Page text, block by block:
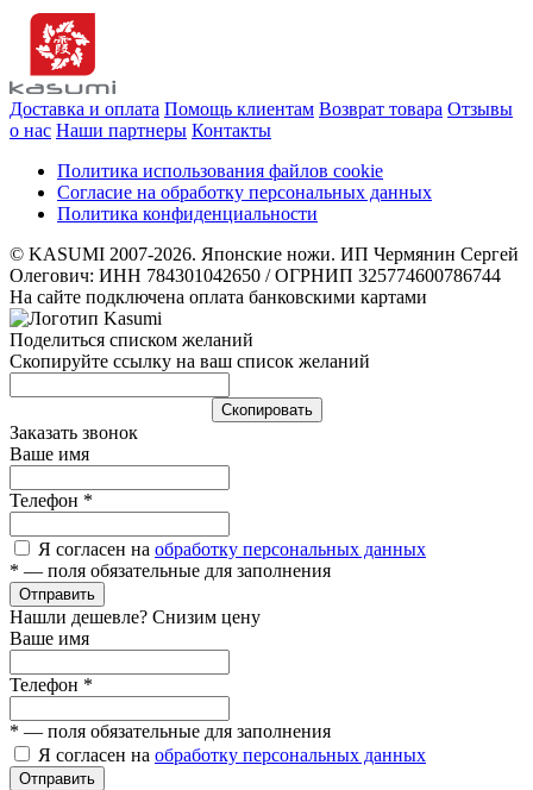
Доставка и оплата Помощь клиентам Возврат товара Отзывы
о нас Наши партнеры Контакты
Политика использования файлов cookie
Согласие на обработку персональных данных
Политика конфиденциальности
© KASUMI 2007-2026. Японские ножи. ИП Чермянин Сергей
Олегович: ИНН 784301042650 / ОГРНИП 325774600786744
На сайте подключена оплата банковскими картами
Поделиться списком желаний
Скопируйте ссылку на ваш список желаний
Cкопировать
Заказать звонок
Ваше имя
Телефон *
Я согласен на обработку персональных данных
* — поля обязательные для заполнения
Отправить
Нашли дешевле? Снизим цену
Ваше имя
Телефон *
* — поля обязательные для заполнения
Я согласен на обработку персональных данных
Отправить